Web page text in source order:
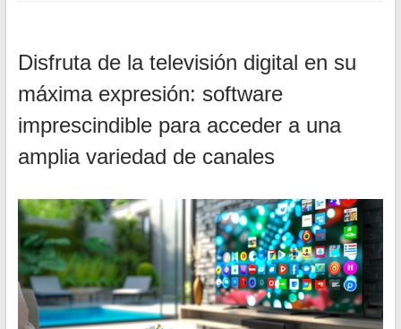
Disfruta de la televisión digital en su
máxima expresión: software
imprescindible para acceder a una
amplia variedad de canales